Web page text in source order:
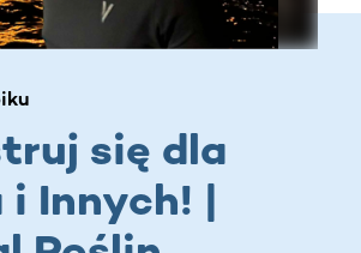
się dla
Innych! |